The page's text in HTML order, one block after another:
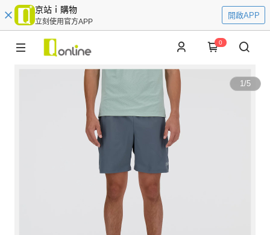
京站ｉ購物
立刻使用官方APP
開啟APP
0
1/5